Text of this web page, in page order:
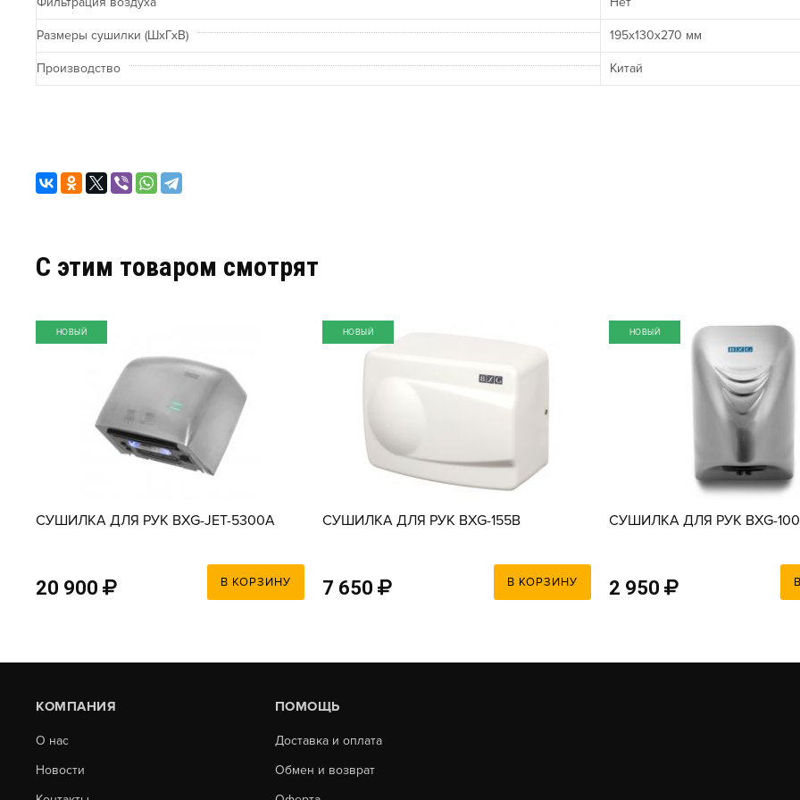
Размеры сушилки (ШхГхВ) 195х130х270 мм
Производство Китай
C этим товаром смотрят
НОВЫЙ
СУШИЛКА ДЛЯ РУК BXG-JET-5300A
20 900 В КОРЗИНУ
НОВЫЙ
СУШИЛКА ДЛЯ РУК BXG-155B
7 650 В КОРЗИНУ
НОВЫЙ
СУШИЛКА ДЛЯ РУК BXG-
2 950
КОМПАНИЯ
О нас
Новости
ПОМОЩЬ
Доставка и оплата
Обмен и возврат